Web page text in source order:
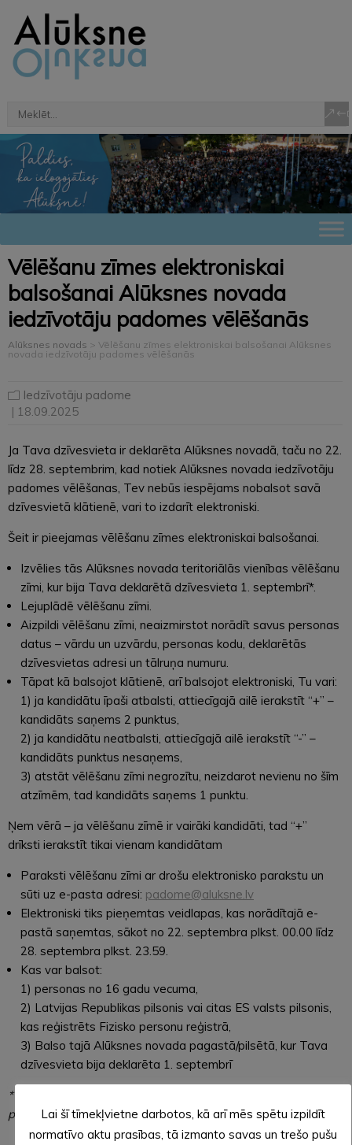
Vēlēšanu zīmes elektroniskai
balsošanai Alūksnes novada
iedzīvotāju padomes vēlēšanās
Alūksnes novads > Vēlēšanu zīmes elektroniskai balsošanai Alūksnes
novada iedzīvotāju padomes vēlēšanās
Iedzīvotāju padome
| 18.09.2025
Ja Tava dzīvesvieta ir deklarēta Alūksnes novadā, taču no 22.
līdz 28. septembrim, kad notiek Alūksnes novada iedzīvotāju
padomes vēlēšanas, Tev nebūs iespējams nobalsot savā
dzīvesvietā klātienē, vari to izdarīt elektroniski.
Šeit ir pieejamas vēlēšanu zīmes elektroniskai balsošanai.
Izvēlies tās Alūksnes novada teritoriālās vienības vēlēšanu
zīmi, kur bija Tava deklarētā dzīvesvieta 1. septembrī*.
Lejuplādē vēlēšanu zīmi.
Aizpildi vēlēšanu zīmi, neaizmirstot norādīt savus personas
datus – vārdu un uzvārdu, personas kodu, deklarētās
dzīvesvietas adresi un tālruņa numuru.
Tāpat kā balsojot klātienē, arī balsojot elektroniski, Tu vari:
1) ja kandidātu īpaši atbalsti, attiecīgajā ailē ierakstīt “+” –
kandidāts saņems 2 punktus,
2) ja kandidātu neatbalsti, attiecīgajā ailē ierakstīt “-” –
kandidāts punktus nesaņems,
3) atstāt vēlēšanu zīmi negrozītu, neizdarot nevienu no šīm
atzīmēm, tad kandidāts saņems 1 punktu.
Ņem vērā – ja vēlēšanu zīmē ir vairāki kandidāti, tad “+”
drīksti ierakstīt tikai vienam kandidātam
Paraksti vēlēšanu zīmi ar drošu elektronisko parakstu un
sūti uz e-pasta adresi: padome@aluksne.lv
Elektroniski tiks pieņemtas veidlapas, kas norādītajā e-
pastā saņemtas, sākot no 22. septembra plkst. 00.00 līdz
28. septembra plkst. 23.59.
Kas var balsot:
1) personas no 16 gadu vecuma,
2) Latvijas Republikas pilsonis vai citas ES valsts pilsonis,
kas reģistrēts Fizisko personu reģistrā,
3) Balso tajā Alūksnes novada pagastā/pilsētā, kur Tava
dzīvesvieta bija deklarēta 1. septembrī
*vēlētāju saraksti teritorijām sagatavoti uz 01.09.2025.
pulksten 8.39
Lai šī tīmekļvietne darbotos, kā arī mēs spētu izpildīt
normatīvo aktu prasības, tā izmanto savas un trešo pušu